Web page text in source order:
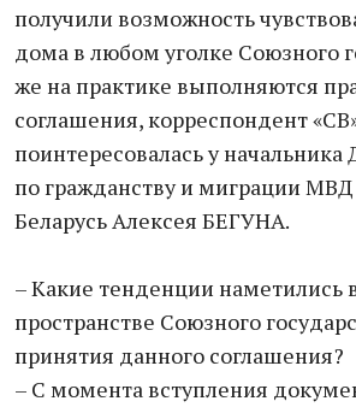
получили возможность
дома в любом уголке Союзного
же на практике выполняются
соглашения, корреспондент
поинтересовалась у начальника
по гражданству и миграции МВД
Беларусь Алексея БЕГУНА.
– Какие тенденции наметились
пространстве Союзного
принятия данного соглашения?
– С момента вступления